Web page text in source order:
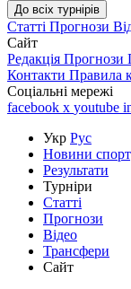
До всіх турнірів
Статті Прогнози
Сайт
Редакція Прогнози
Контакти Правила
Соціальні мережі
facebook x youtube
Укр Рус
Новини
Результати
Турніри
Статті
Прогнози
Відео
Трансфери
Сайт